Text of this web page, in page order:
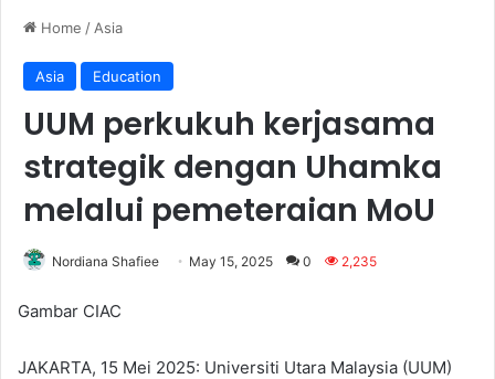
Home / Asia
Asia Education
UUM perkukuh kerjasama
strategik dengan Uhamka
melalui pemeteraian MoU
Nordiana Shafiee May 15, 2025 0 2,235
Gambar CIAC
JAKARTA, 15 Mei 2025: Universiti Utara Malaysia (UUM)